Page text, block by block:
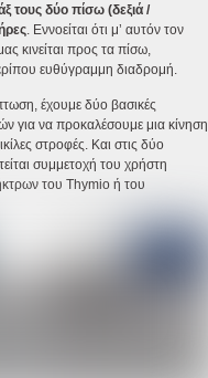
τους δύο πίσω (δεξιά /
. Εννοείται ότι μ’ αυτόν τον
κινείται προς τα πίσω,
ευθύγραμμη διαδρομή.
έχουμε δύο βασικές
για να προκαλέσουμε μια κίνηση
στροφές. Και στις δύο
συμμετοχή του χρήστη
του Thymio ή του